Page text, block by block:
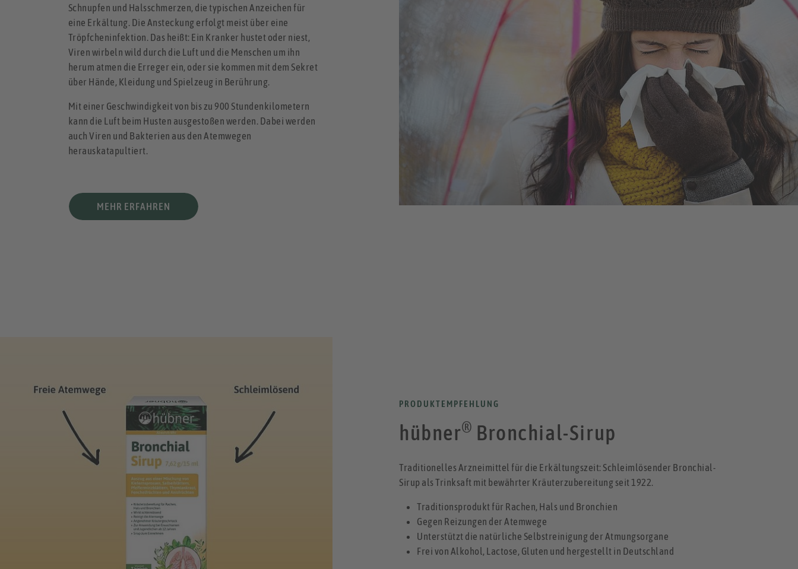
Schnupfen und Halsschmerzen, die typischen Anzeichen für
eine Erkältung. Die Ansteckung erfolgt meist über eine
Tröpfcheninfektion. Das heißt: Ein Kranker hustet oder niest,
Viren wirbeln wild durch die Luft und die Menschen um ihn
herum atmen die Erreger ein, oder sie kommen mit dem Sekret
über Hände, Kleidung und Spielzeug in Berührung.
Mit einer Geschwindigkeit von bis zu 900 Stundenkilometern
kann die Luft beim Husten ausgestoßen werden. Dabei werden
auch Viren und Bakterien aus den Atemwegen
herauskatapultiert.
MEHR ERFAHREN
PRODUKTEMPFEHLUNG
hübner® Bronchial-Sirup
Traditionelles Arzneimittel für die Erkältungszeit: Schleimlösender Bronchial-
Sirup als Trinksaft mit bewährter Kräuterzubereitung seit 1922.
Traditionsprodukt für Rachen, Hals und Bronchien
Gegen Reizungen der Atemwege
Unterstützt die natürliche Selbstreinigung der Atmungsorgane
Frei von Alkohol, Lactose, Gluten und hergestellt in Deutschland